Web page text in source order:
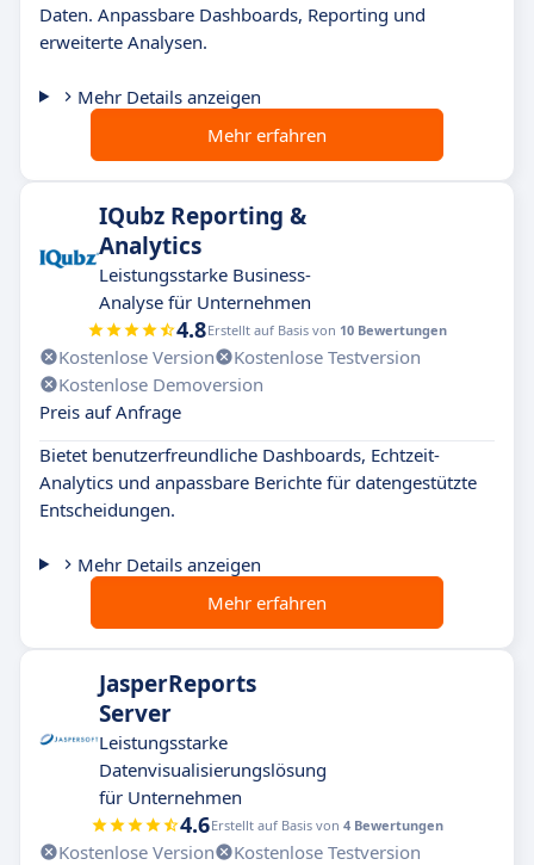
Daten. Anpassbare Dashboards, Reporting und
erweiterte Analysen.
Mehr Details anzeigen
Mehr erfahren
IQubz Reporting &
Analytics
Leistungsstarke Business-
Analyse für Unternehmen
4.8Erstellt auf Basis von 10 Bewertungen
Kostenlose Version
Kostenlose Testversion
Kostenlose Demoversion
Preis auf Anfrage
Bietet benutzerfreundliche Dashboards, Echtzeit-
Analytics und anpassbare Berichte für datengestützte
Entscheidungen.
Mehr Details anzeigen
Mehr erfahren
JasperReports
Server
Leistungsstarke
Datenvisualisierungslösung
für Unternehmen
4.6Erstellt auf Basis von 4 Bewertungen
Kostenlose Version
Kostenlose Testversion